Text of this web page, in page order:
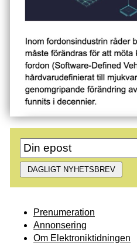
Prenumeration
Annonsering
Om Elektroniktidningen